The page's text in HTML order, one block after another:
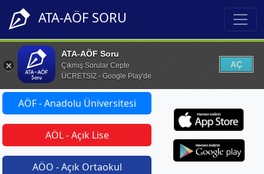
ATA-AÖF SORU
ATA-AÖF Soru
Çıkmış Sorular Cepte
ÜCRETSİZ - Google Play'de
AÇ
AÖF - Anadolu Üniversitesi
AÖL - Açık Lise
AÖO - Açık Ortaokul